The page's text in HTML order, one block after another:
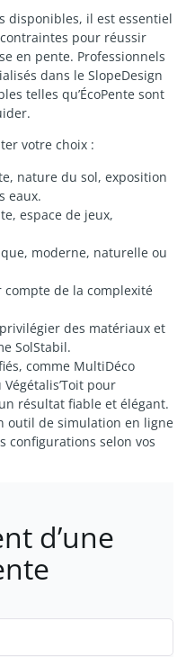
disponibles, il est essentiel
pour réussir
en pente. Professionnels
dans le SlopeDesign
telles qu’ÉcoPente sont
votre choix :
nature du sol, exposition
eaux.
espace de jeux,
moderne, naturelle ou
compte de la complexité
privilégier des matériaux et
SolStabil.
comme MultiDéco
pour
résultat fiable et élégant.
outil de simulation en ligne
configurations selon vos
d’une